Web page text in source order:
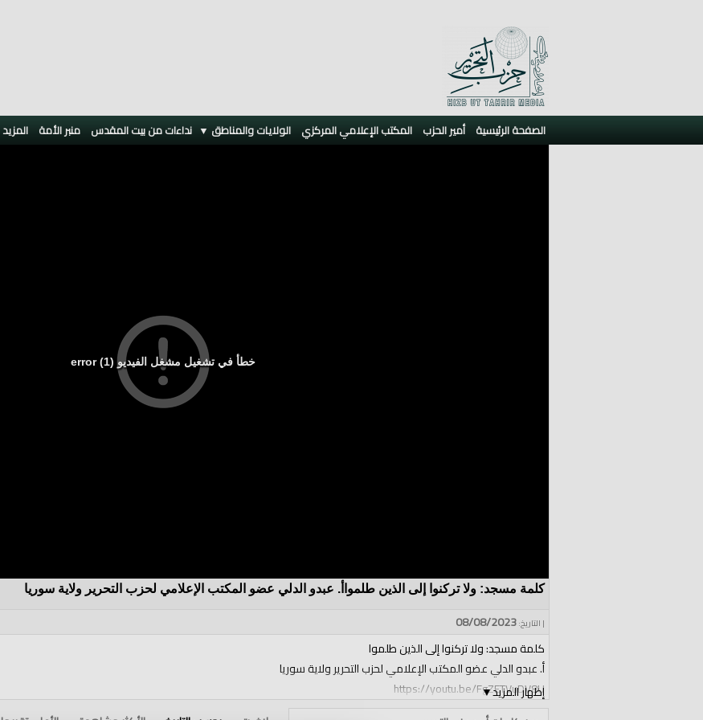
الصفحة الرئيسية أمير الحزب المكتب الإعلامي المركزي الولايات والمناطق ▼ نداءات من بيت المقدس منبر الأمة المزيد
خطأ في تشغيل مشغل الفيديو (1) error
كلمة مسجد: ولا تركنوا إلى الذين طلمواأ. عبدو الدلي عضو المكتب الإعلامي لحزب التحرير ولاية سوريا
| التاريخ:08/08/2023
إظهار المزيد▼
كلمة مسجد: ولا تركنوا إلى الذين طلموا
أ. عبدو الدلي عضو المكتب الإعلامي لحزب التحرير ولاية سوريا
https://youtu.be/FgZETVuDV8U